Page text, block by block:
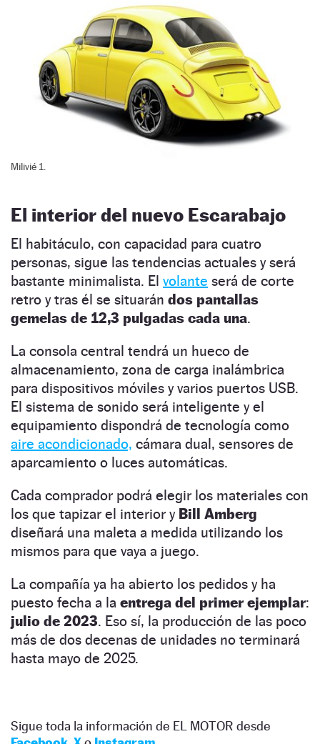
Milivié 1.
El interior del nuevo Escarabajo
El habitáculo, con capacidad para cuatro
personas, sigue las tendencias actuales y será
bastante minimalista. El volante será de corte
retro y tras él se situarán dos pantallas
gemelas de 12,3 pulgadas cada una.
La consola central tendrá un hueco de
almacenamiento, zona de carga inalámbrica
para dispositivos móviles y varios puertos USB.
El sistema de sonido será inteligente y el
equipamiento dispondrá de tecnología como
aire acondicionado, cámara dual, sensores de
aparcamiento o luces automáticas.
Cada comprador podrá elegir los materiales con
los que tapizar el interior y Bill Amberg
diseñará una maleta a medida utilizando los
mismos para que vaya a juego.
La compañía ya ha abierto los pedidos y ha
puesto fecha a la entrega del primer ejemplar:
julio de 2023. Eso sí, la producción de las poco
más de dos decenas de unidades no terminará
hasta mayo de 2025.
Sigue toda la información de EL MOTOR desde